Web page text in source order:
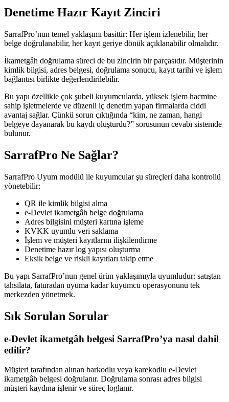
Denetime Hazır Kayıt Zinciri
SarrafPro’nun temel yaklaşımı basittir: Her işlem izlenebilir, her
belge doğrulanabilir, her kayıt geriye dönük açıklanabilir olmalıdır.
İkametgâh doğrulama süreci de bu zincirin bir parçasıdır. Müşterinin
kimlik bilgisi, adres belgesi, doğrulama sonucu, kayıt tarihi ve işlem
bağlantısı birlikte değerlendirilebilir.
Bu yapı özellikle çok şubeli kuyumcularda, yüksek işlem hacmine
sahip işletmelerde ve düzenli iç denetim yapan firmalarda ciddi
avantaj sağlar. Çünkü sorun çıktığında “kim, ne zaman, hangi
belgeye dayanarak bu kaydı oluşturdu?” sorusunun cevabı sistemde
bulunur.
SarrafPro Ne Sağlar?
SarrafPro Uyum modülü ile kuyumcular şu süreçleri daha kontrollü
yönetebilir:
QR ile kimlik bilgisi alma
e-Devlet ikametgâh belge doğrulama
Adres bilgisini müşteri kartına işleme
KVKK uyumlu veri saklama
İşlem ve müşteri kayıtlarını ilişkilendirme
Denetime hazır log yapısı oluşturma
Eksik belge ve riskli kayıtları takip etme
Bu yapı SarrafPro’nun genel ürün yaklaşımıyla uyumludur: satıştan
tahsilata, faturadan uyuma kadar kuyumcu operasyonunu tek
merkezden yönetmek.
Sık Sorulan Sorular
e-Devlet ikametgâh belgesi SarrafPro’ya nasıl dahil
edilir?
Müşteri tarafından alınan barkodlu veya karekodlu e-Devlet
ikametgâh belgesi doğrulanır. Doğrulama sonrası adres bilgisi
müşteri kaydına işlenir ve süreç loglanır.